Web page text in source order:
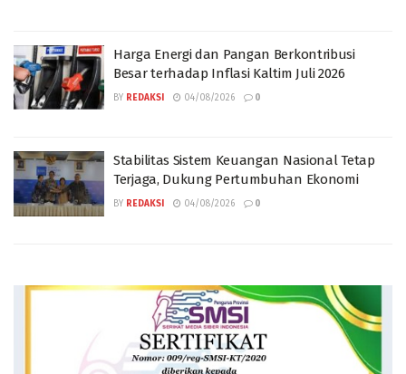
Harga Energi dan Pangan Berkontribusi
Besar terhadap Inflasi Kaltim Juli 2026
BY REDAKSI 04/08/2026 0
Stabilitas Sistem Keuangan Nasional Tetap
Terjaga, Dukung Pertumbuhan Ekonomi
BY REDAKSI 04/08/2026 0